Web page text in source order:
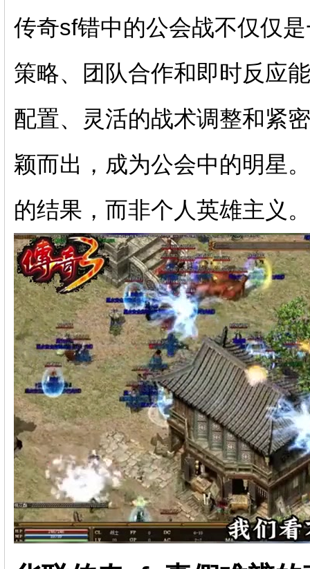
传奇sf错中的公会战不仅仅
策略、团队合作和即时反应
配置、灵活的战术调整和紧
颖而出，成为公会中的明星
的结果，而非个人英雄主义。